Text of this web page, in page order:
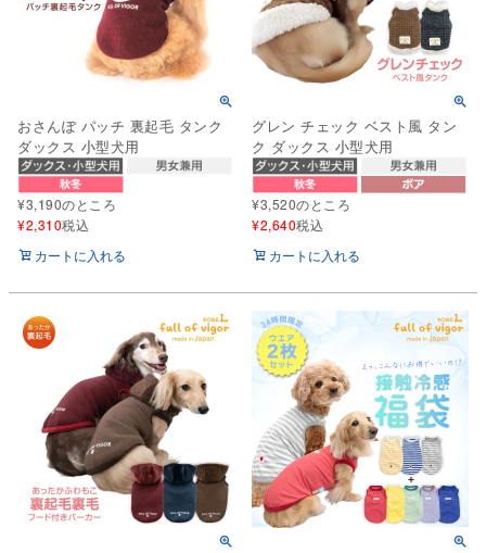
おさんぽ パッチ 裏起毛 タンク
ダックス 小型犬用
¥3,190のところ
¥2,310税込
カートに入れる
グレン チェック ベスト風 タン
ク ダックス 小型犬用
¥3,520のところ
¥2,640税込
カートに入れる